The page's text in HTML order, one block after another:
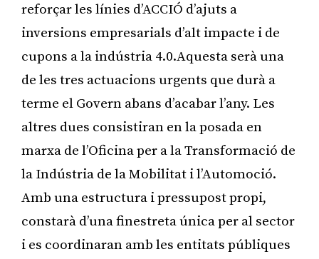
reforçar les línies d’ACCIÓ d’ajuts a
inversions empresarials d’alt impacte i de
cupons a la indústria 4.0.Aquesta serà una
de les tres actuacions urgents que durà a
terme el Govern abans d’acabar l’any. Les
altres dues consistiran en la posada en
marxa de l’Oficina per a la Transformació de
la Indústria de la Mobilitat i l’Automoció.
Amb una estructura i pressupost propi,
constarà d’una finestreta única per al sector
i es coordinaran amb les entitats públiques